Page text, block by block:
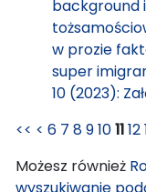
background
w prozie
super
10 (2023):
<< < 6 7 89101112
Możesz również